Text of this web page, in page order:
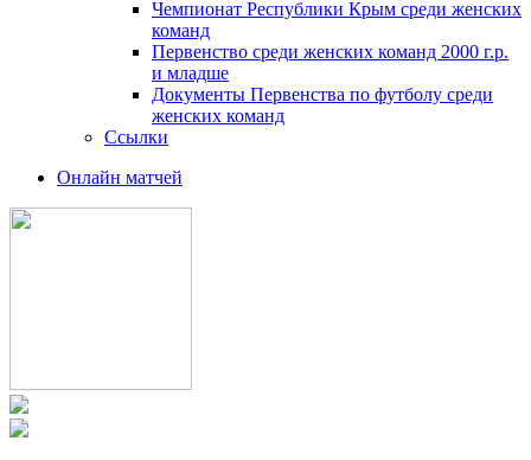
Чемпионат Республики Крым среди женских
команд
Первенство среди женских команд 2000 г.р.
и младше
Документы Первенства по футболу среди
женских команд
Ссылки
Онлайн матчей